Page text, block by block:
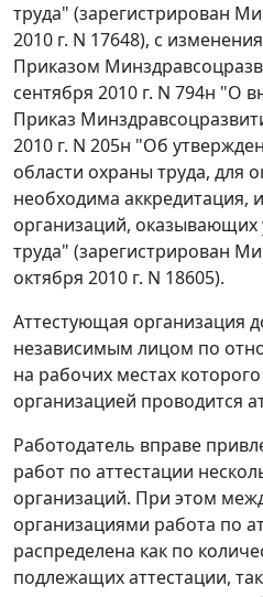
труда" (зарегистрирован
2010 г. N 17648), с
Приказом
сентября 2010 г. N 794н "О
Приказ
2010 г. N 205н "Об
области охраны труда, для
необходима аккредитация,
организаций, оказывающих
труда" (зарегистрирован
октября 2010 г. N 18605).
Аттестующая организация
независимым лицом по
на рабочих местах
организацией проводится
Работодатель вправе
работ по аттестации
организаций. При этом
организациями работа по
распределена как по
подлежащих аттестации,